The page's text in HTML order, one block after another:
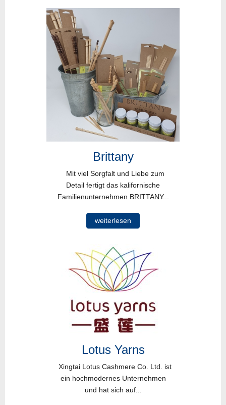
Brittany
Mit viel Sorgfalt und Liebe zum
Detail fertigt das kalifornische
Familienunternehmen BRITTANY...
weiterlesen
Lotus Yarns
Xingtai Lotus Cashmere Co. Ltd. ist
ein hochmodernes Unternehmen
und hat sich auf...